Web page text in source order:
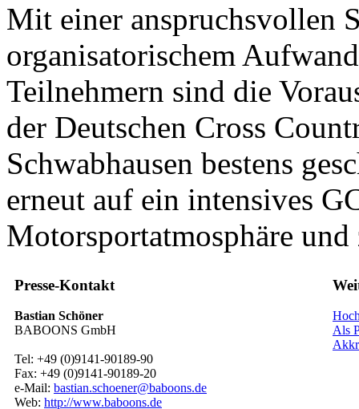
Mit einer anspruchsvollen
organisatorischem
Teilnehmern sind die
der Deutschen Cross
Schwabhausen bestens
erneut auf ein intensives
Motorsportatmosphäre
Presse-Kontakt
Bastian Schöner
BABOONS GmbH
Tel: +49 (0)9141-90189-90
Fax: +49 (0)9141-90189-20
e-Mail: bastian.schoener@baboons.de
Web: http://www.baboons.de
Als